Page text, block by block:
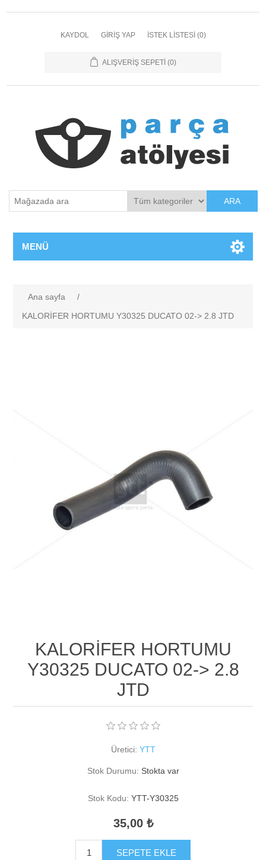
KAYDOL GIRIŞ YAP İSTEK LISTESI (0)
ALIŞVERIŞ SEPETI (0)
ARA
MENÜ
Ana sayfa
/
KALORİFER HORTUMU Y30325 DUCATO 02-> 2.8 JTD
KALORİFER HORTUMU
Y30325 DUCATO 02-> 2.8
JTD
Üretici: YTT
Stok Durumu: Stokta var
Stok Kodu: YTT-Y30325
35,00 ₺
SEPETE EKLE